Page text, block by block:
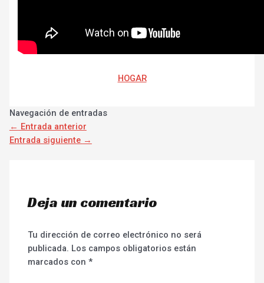
HOGAR
Navegación de entradas
← Entrada anterior
Entrada siguiente →
Deja un comentario
Tu dirección de correo electrónico no será
publicada. Los campos obligatorios están
marcados con*